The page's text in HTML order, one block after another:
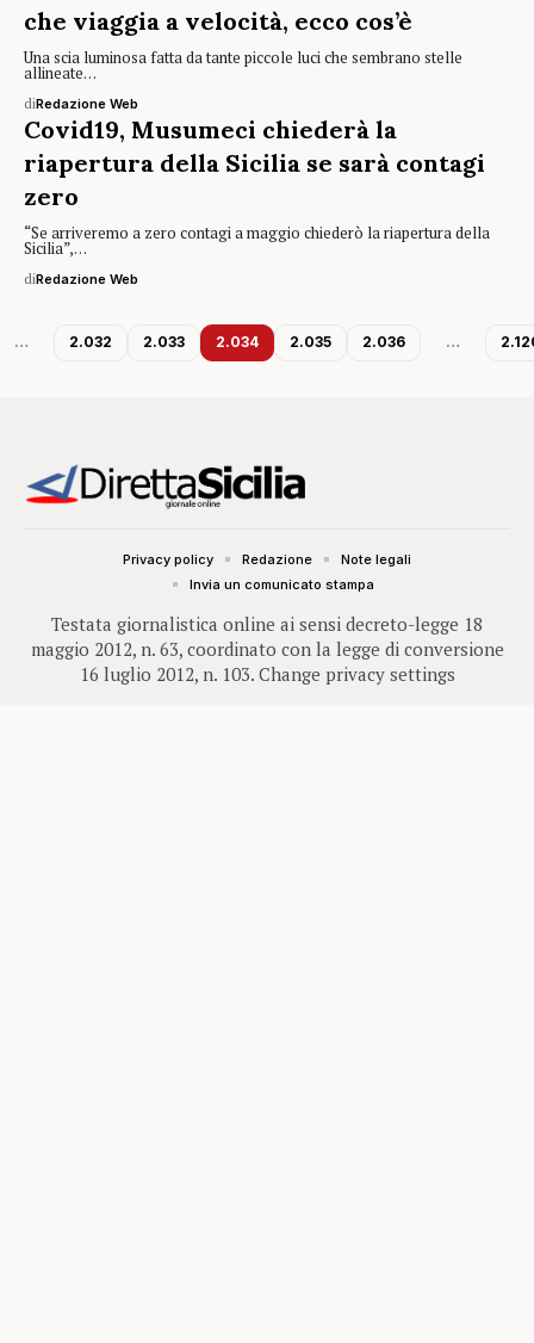
che viaggia a velocità, ecco cos’è
Una scia luminosa fatta da tante piccole luci che sembrano stelle
allineate…
diRedazione Web
Covid19, Musumeci chiederà la
riapertura della Sicilia se sarà contagi
zero
“Se arriveremo a zero contagi a maggio chiederò la riapertura della
Sicilia”,…
diRedazione Web
… 2.032 2.033 2.034 2.035 2.036 …
Testata giornalistica online ai sensi decreto-legge 18
maggio 2012, n. 63, coordinato con la legge di conversione
16 luglio 2012, n. 103. Change privacy settings
Privacy policy Redazione
Note legali
Invia un comunicato stampa